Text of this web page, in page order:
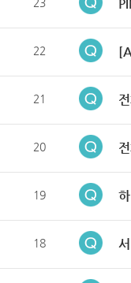
22
21
20
19
18